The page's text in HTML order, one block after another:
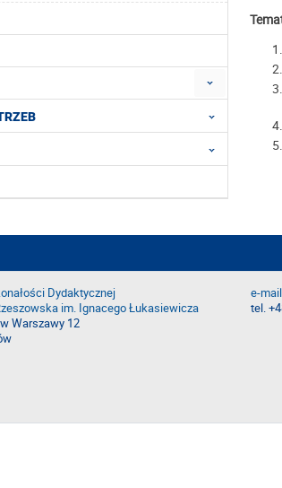
Dydaktycznej
im. Ignacego Łukasiewicza
Warszawy 12
e-
tel.